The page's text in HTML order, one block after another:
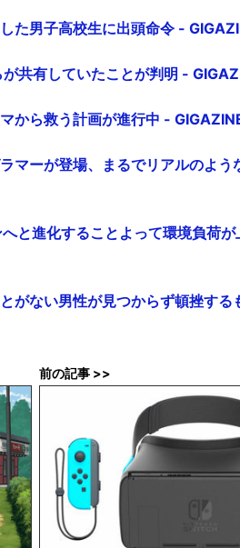
た男子高校生に出頭命令 -
共有していたことが判明 -
から救う計画が進行中 -
マーが登場、まるでリアルのよ
と進化することよって環境負荷
がない男性が見つからず頓挫する
前の記事 >>